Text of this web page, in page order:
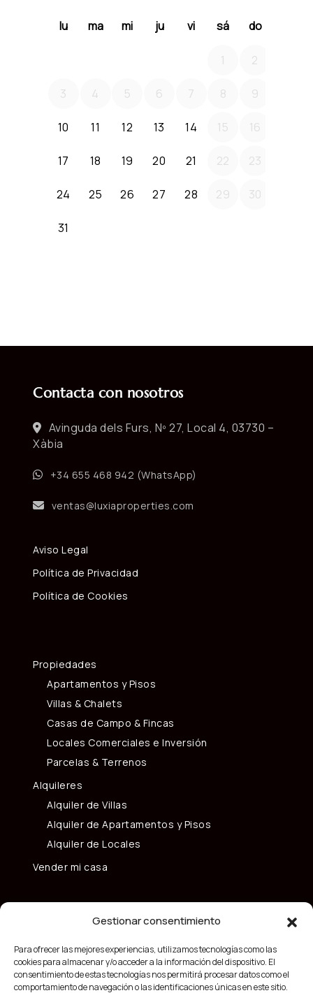
Gestionar consentimiento
Para ofrecer las mejores experiencias, utilizamos tecnologías como las
cookies para almacenar y/o acceder a la información del dispositivo. El
consentimiento de estas tecnologías nos permitirá procesar datos como el
comportamiento de navegación o las identificaciones únicas en este sitio.
Contacta con nosotros
Avinguda dels Furs, Nº 27, Local 4, 03730 –
Xàbia
+34 655 468 942 (WhatsApp)
ventas@luxiaproperties.com
Aviso Legal
Política de Privacidad
Política de Cookies
Propiedades
Apartamentos y Pisos
Villas & Chalets
Casas de Campo & Fincas
Locales Comerciales e Inversión
Parcelas & Terrenos
Alquileres
Alquiler de Villas
Alquiler de Apartamentos y Pisos
Alquiler de Locales
Vender mi casa